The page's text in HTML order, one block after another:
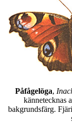
Påfågelöga,
kännetecknas
bakgrundsfärg.